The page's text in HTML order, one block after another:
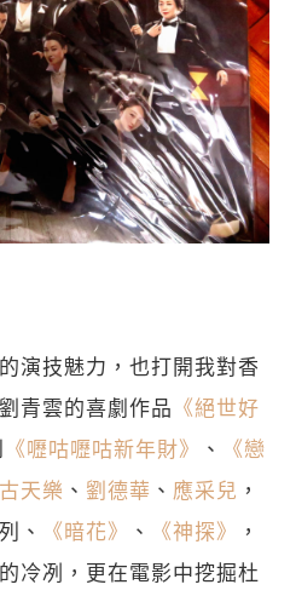
演技魅力，也打開我對香
青雲的喜劇作品 《絕世好
《嚦咕嚦咕新年財》 、
《戀
古天樂 、 劉德華 、 應采兒 ，
、 《暗花》 、 《神探》
，
冷冽，更在電影中挖掘杜